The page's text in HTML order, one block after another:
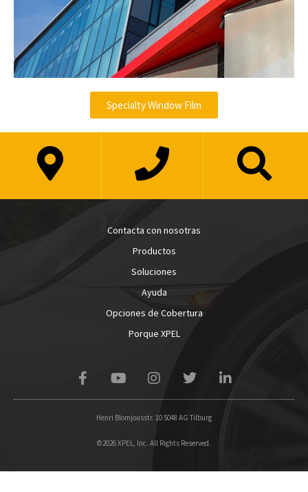
Specialty Window Film
Contacta con nosotras
Productos
Soluciones
Ayuda
Opciones de Cobertura
Porque XPEL
Henri Blomjousstr. 10 5048 AG Tilburg
©2026 XPEL, Inc. All Rights Reserved.